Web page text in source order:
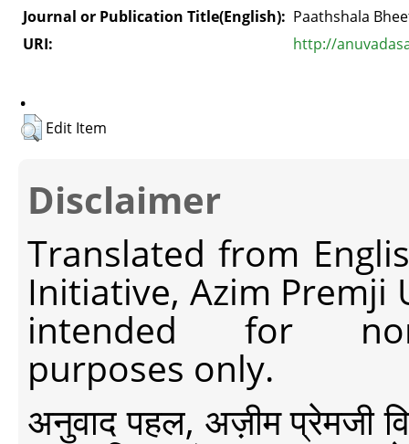
Journal or Publication Title(English): Paathshala
URI:
http://
.
Edit Item
Disclaimer
Translated from
Initiative, Azim Premji
intended for non-
purposes only.
अनुवाद पहल, अज़ीम प्रेमजी